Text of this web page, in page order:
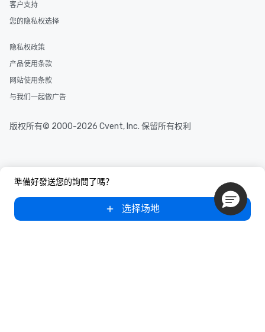
準備好發送您的詢問了嗎？
选择场地
客户支持
您的隐私权选择
隐私权政策
产品使用条款
网站使用条款
与我们一起做广告
版权所有© 2000-2026 Cvent, Inc. 保留所有权利